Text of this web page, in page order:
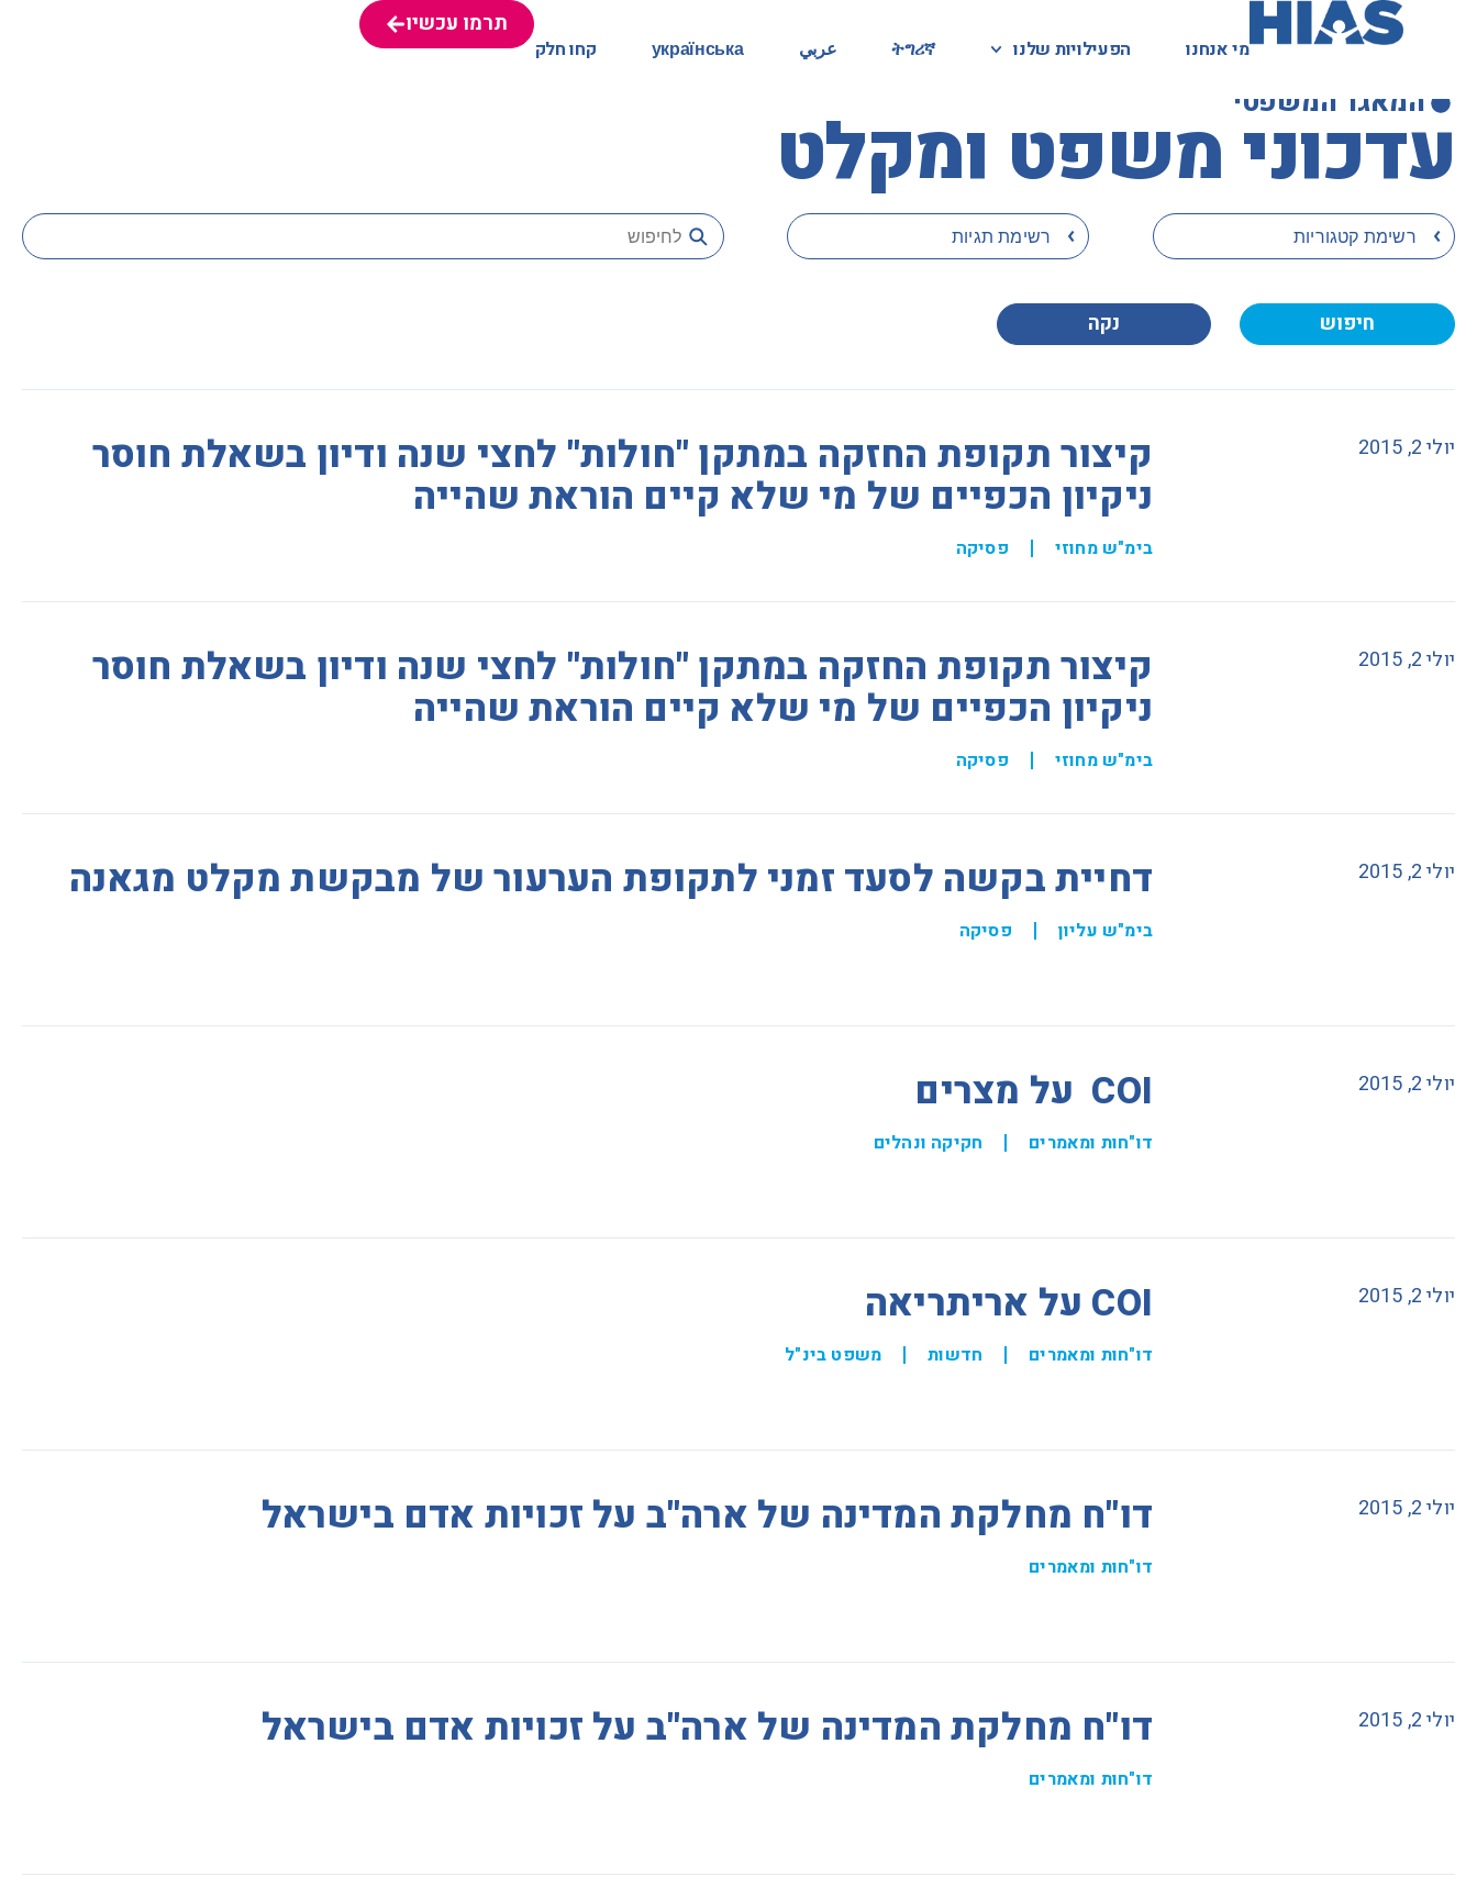
מי אנחנו הפעילויות שלנו ትግሪኛ عربي українська קחו חלק
תרמו עכשיו
המאגר המשפטי
עדכוני משפט ומקלט
› רשימת קטגוריות › רשימת תגיות
חיפוש נקה
יולי 2, 2015 קיצור תקופת החזקה במתקן "חולות" לחצי שנה ודיון בשאלת חוסר
ניקיון הכפיים של מי שלא קיים הוראת שהייה
בימ"ש מחוזי פסיקה
יולי 2, 2015 קיצור תקופת החזקה במתקן "חולות" לחצי שנה ודיון בשאלת חוסר
ניקיון הכפיים של מי שלא קיים הוראת שהייה
בימ"ש מחוזי פסיקה
יולי 2, 2015 דחיית בקשה לסעד זמני לתקופת הערעור של מבקשת מקלט מגאנה
בימ"ש עליון פסיקה
יולי 2, 2015 COI על מצרים
דו"חות ומאמרים חקיקה ונהלים
יולי 2, 2015 COI על אריתריאה
דו"חות ומאמרים חדשות משפט בינ"ל
יולי 2, 2015 דו"ח מחלקת המדינה של ארה"ב על זכויות אדם בישראל
דו"חות ומאמרים
יולי 2, 2015 דו"ח מחלקת המדינה של ארה"ב על זכויות אדם בישראל
דו"חות ומאמרים